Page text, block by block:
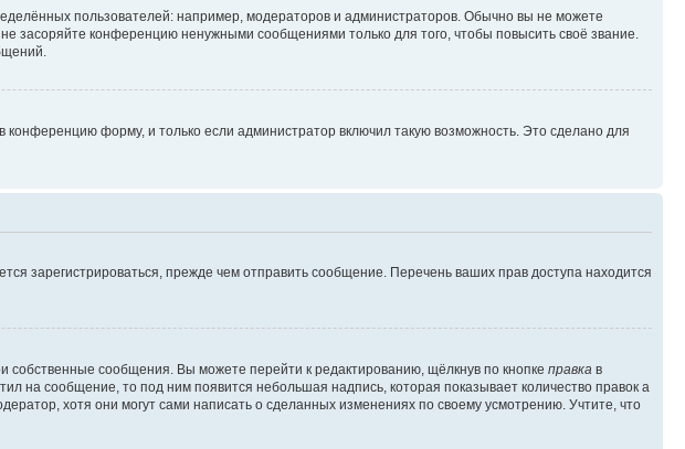
пользователей: например, модераторов и администраторов. Обычно вы не можете
засоряйте конференцию ненужными сообщениями только для того, чтобы повысить своё звание.
форму, и только если администратор включил такую возможность. Это сделано для
зарегистрироваться, прежде чем отправить сообщение. Перечень ваших прав доступа находится
сообщения. Вы можете перейти к редактированию, щёлкнув по кнопке правка в
на сообщение, то под ним появится небольшая надпись, которая показывает количество правок а
хотя они могут сами написать о сделанных изменениях по своему усмотрению. Учтите, что